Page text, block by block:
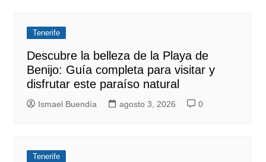
Tenerife
Descubre la belleza de la Playa de
Benijo: Guía completa para visitar y
disfrutar este paraíso natural
Ismael Buendía agosto 3, 2026 0
Tenerife